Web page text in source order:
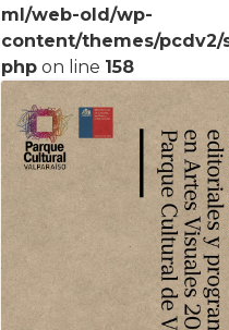
ml/web-old/wp-
content/themes/pcdv2/
php on line 158